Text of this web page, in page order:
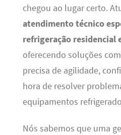
chegou ao lugar certo.
atendimento técnico
refrigeração residencial
oferecendo soluções
precisa de agilidade,
hora de resolver
equipamentos
Nós sabemos que uma